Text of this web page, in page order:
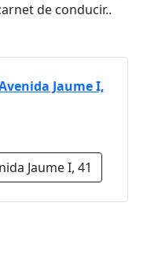
de conducir..
Jaume I,
Jaume I, 41